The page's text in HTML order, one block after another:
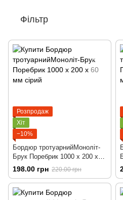
Фільтр
Розпродаж
Хіт
−10%
Бордюр тротуарнийМоноліт-
Брук Поребрик 1000 х 200 х
60 мм сірий
198.00 грн 220.00 грн